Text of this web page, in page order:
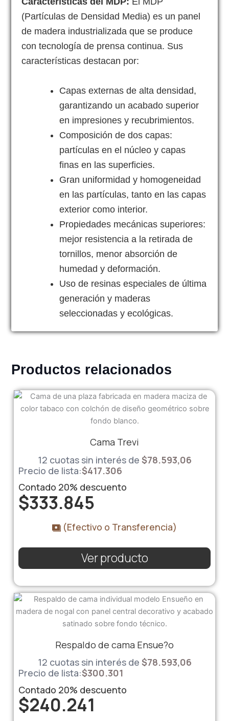
(Partículas de Densidad Media) es un panel
de madera industrializada que se produce
con tecnología de prensa continua. Sus
características destacan por:
Capas externas de alta densidad,
garantizando un acabado superior
en impresiones y recubrimientos.
Composición de dos capas:
partículas en el núcleo y capas
finas en las superficies.
Gran uniformidad y homogeneidad
en las partículas, tanto en las capas
exterior como interior.
Propiedades mecánicas superiores:
mejor resistencia a la retirada de
tornillos, menor absorción de
humedad y deformación.
Uso de resinas especiales de última
generación y maderas
seleccionadas y ecológicas.
Productos relacionados
Cama Trevi
12 cuotas sin interés de $78.593,06
Precio de lista:$417.306
Contado 20% descuento
$333.845
(Efectivo o Transferencia)
Ver producto
Respaldo de cama Ensue?o
12 cuotas sin interés de $78.593,06
Precio de lista:$300.301
Contado 20% descuento
$240.241